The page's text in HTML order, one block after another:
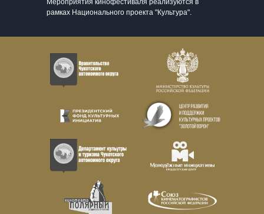
Мероприятия кинофестиваля реализуются в
рамках Национального проекта "Культура".